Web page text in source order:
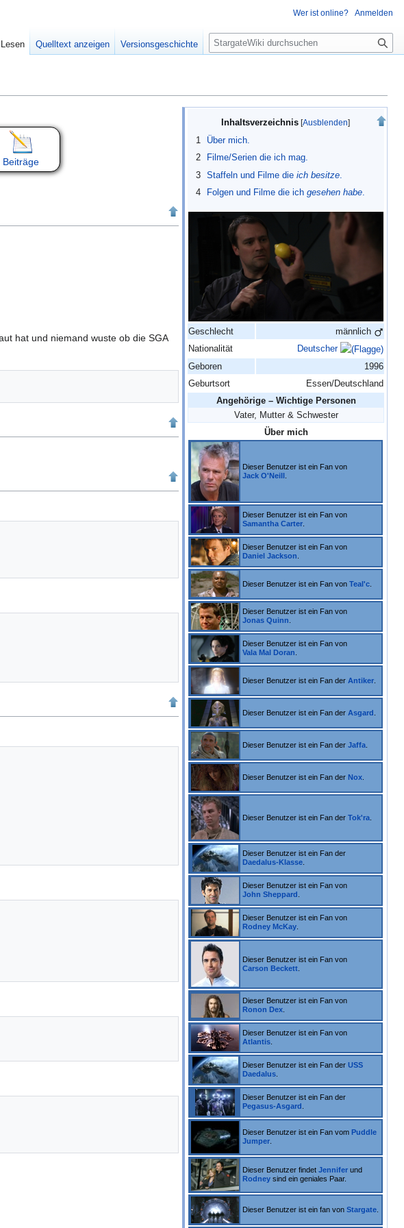
Inhaltsverzeichnis
1
Über mich.
2
Filme/Serien die ich mag.
3
Staffeln und Filme die ich besitze
4
Folgen und Filme die ich gesehen habe.
Geschlecht
männlich
Nationalität
Deutscher
Geboren
1996
Geburtsort
Essen/Deutschland
Angehörige – Wichtige Personen
Vater, Mutter & Schwester
Über mich
Dieser Benutzer ist ein Fan von
Jack O'Neill .
Dieser Benutzer ist ein Fan von
Samantha Carter.
Dieser Benutzer ist ein Fan von
Daniel Jackson.
Dieser Benutzer ist ein Fan vonTeal'c.
Dieser Benutzer ist ein Fan von
Jonas Quinn.
Dieser Benutzer ist ein Fan von
Vala Mal Doran.
Dieser Benutzer ist ein Fan derAntiker.
Dieser Benutzer ist ein Fan derAsgard .
Dieser Benutzer ist ein Fan derJaffa.
Dieser Benutzer ist ein Fan der Nox.
Dieser Benutzer ist ein Fan derTok'ra.
Dieser Benutzer ist ein Fan der
Daedalus-Klasse.
Dieser Benutzer ist ein Fan von
John Sheppard .
Dieser Benutzer ist ein Fan von
Rodney McKay.
Dieser Benutzer ist ein Fan von
Carson Beckett.
Dieser Benutzer ist ein Fan von
Ronon Dex.
Dieser Benutzer ist ein Fan von
Atlantis.
Dieser Benutzer ist ein Fan derUSS
Daedalus.
Dieser Benutzer ist ein Fan der
Pegasus-Asgard .
Dieser Benutzer ist ein Fan vom Puddle
Jumper.
Dieser Benutzer findetJennifer und
Rodney sind ein geniales Paar.
Dieser Benutzer ist ein fan vonStargate.
Beiträge
hat und niemand wuste ob die SGA
Wer ist online? Anmelden
Lesen Quelltext anzeigen Versionsgeschichte
S
u
e